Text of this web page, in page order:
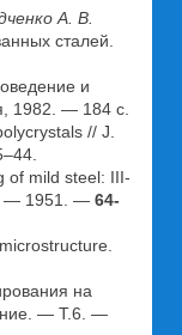
А. В.
сталей.
и
1982. — 184 с.
// J.
of mild steel: III-
— 1951. — 64-
на
— Т.6. —